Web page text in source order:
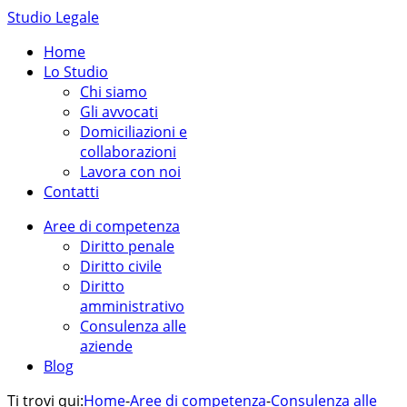
Studio Legale
Home
Lo Studio
Chi siamo
Gli avvocati
Domiciliazioni e
collaborazioni
Lavora con noi
Contatti
Aree di competenza
Diritto penale
Diritto civile
Diritto
amministrativo
Consulenza alle
aziende
Blog
Ti trovi qui:Home-Aree di competenza-Consulenza alle